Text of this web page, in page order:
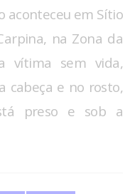
aconteceu em Sítio
na Zona da
vítima sem vida,
cabeça e no rosto,
preso e sob a